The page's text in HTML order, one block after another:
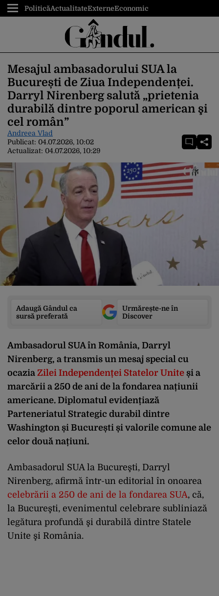
PoliticăActualitateExterneEconomic
Mesajul ambasadorului SUA la
București de Ziua Independenței.
Darryl Nirenberg salută „prietenia
durabilă dintre poporul american şi
cel român”
Andreea Vlad
Publicat: 04.07.2026, 10:02
Actualizat: 04.07.2026, 10:29
Adaugă Gândul ca
sursă preferată
Urmărește-ne în
Discover
Ambasadorul SUA în România, Darryl
Nirenberg, a transmis un mesaj special cu
ocazia Zilei Independenței Statelor Unite și a
marcării a 250 de ani de la fondarea națiunii
americane. Diplomatul evidențiază
Parteneriatul Strategic durabil dintre
Washington și București și valorile comune ale
celor două națiuni.
Ambasadorul SUA la Bucureşti, Darryl
Nirenberg, afirmă într-un editorial în onoarea
celebrării a 250 de ani de la fondarea SUA, că,
la Bucureşti, evenimentul celebrare subliniază
legătura profundă şi durabilă dintre Statele
Unite şi România.